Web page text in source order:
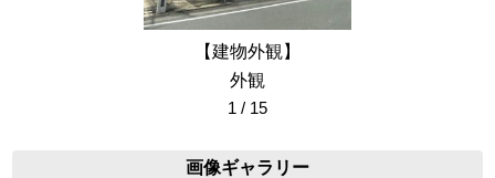
【建物外観】
外観
1 / 15
画像ギャラリー